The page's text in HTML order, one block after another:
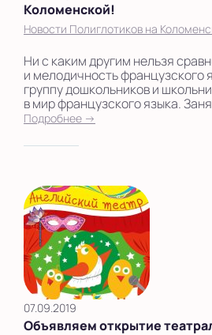
Коломенской!
Новости Полиглотиков на
Ни с каким другим нельзя
и мелодичность
группу дошкольников и
в мир французского языка.
Подробнее →
07.09.2019
Объявляем открытие